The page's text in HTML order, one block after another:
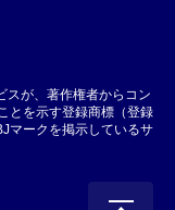
スが、著作権者からコン
とを示す登録商標（登録
マークを掲示しているサ